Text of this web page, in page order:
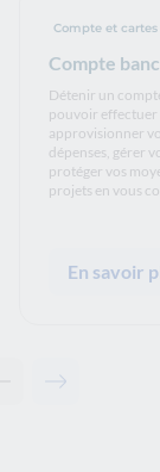
Compte
Compte et cartes
Détenir un
pouvoir effectuer
approvisionner
dépenses, gérer
protéger vos
projets en vous
En savoir
Contenu précédent -
Contenu